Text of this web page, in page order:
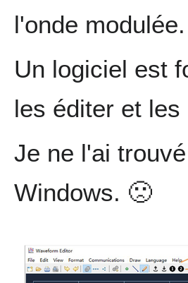
l'onde modulée.
Un logiciel est
les éditer et
Je ne l'ai
Windows. 🙁